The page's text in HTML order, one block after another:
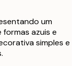
um
azuis e
simples e